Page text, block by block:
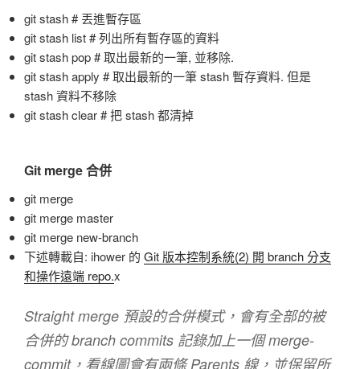
git stash # 丟進暫存區
git stash list # 列出所有暫存區的資料
git stash pop # 取出最新的一筆, 並移除.
git stash apply # 取出最新的一筆 stash 暫存資料. 但是
stash 資料不移除
git stash clear # 把 stash 都清掉
Git merge 合併
git merge
git merge master
git merge new-branch
下述轉載自: ihower 的 Git 版本控制系統(2) 開 branch 分支
和操作遠端 repo.x
Straight merge 預設的合併模式，會有全部的被
合併的 branch commits 記錄加上一個 merge-
commit，看線圖會有兩條 Parents 線，並保留所